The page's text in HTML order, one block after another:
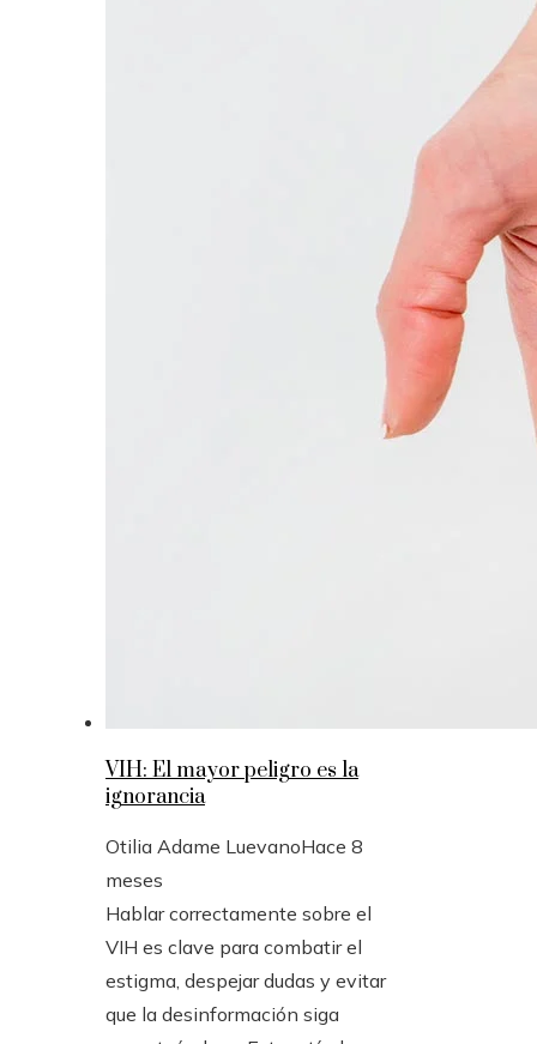
VIH: El mayor peligro es la
ignorancia
Otilia Adame LuevanoHace 8
meses
Hablar correctamente sobre el
VIH es clave para combatir el
estigma, despejar dudas y evitar
que la desinformación siga